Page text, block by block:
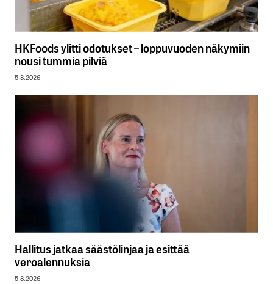
HKFoods ylitti odotukset – loppuvuoden näkymiin
nousi tummia pilviä
5.8.2026
Hallitus jatkaa säästölinjaa ja esittää
veroalennuksia
5.8.2026